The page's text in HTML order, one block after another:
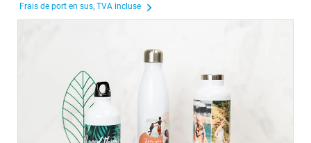
Frais de port en sus, TVA incluse